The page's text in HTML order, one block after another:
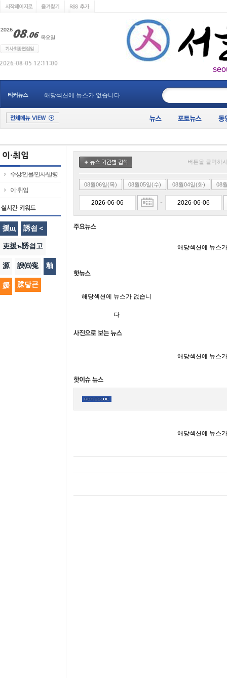
티커뉴스 해당섹션에 뉴스가 없습니다
수상/인물/인사/발령
이·취임
援щ 誘쇱＜
吏援ъ誘쇱고
源 諛⑹寃 釉
媛 蹂닿굔
버튼을 클릭하
08월06일(목) 08월05일(수) 08월04일(화) 08
~
해당섹션에 뉴스
해당섹션에 뉴스가 없습니
다
해당섹션에 뉴스
해당섹션에 뉴스